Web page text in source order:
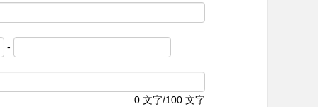
-
0 文字/100 文字